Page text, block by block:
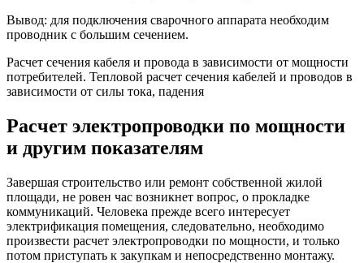
Вывод: для подключения сварочного аппарата необходим
проводник с большим сечением.
Расчет сечения кабеля и провода в зависимости от мощности
потребителей. Тепловой расчет сечения кабелей и проводов в
зависимости от силы тока, падения
Расчет электропроводки по мощности
и другим показателям
Завершая строительство или ремонт собственной жилой
площади, не ровен час возникнет вопрос, о прокладке
коммуникаций. Человека прежде всего интересует
электрификация помещения, следовательно, необходимо
произвести расчет электропроводки по мощности, и только
потом приступать к закупкам и непосредственно монтажу.